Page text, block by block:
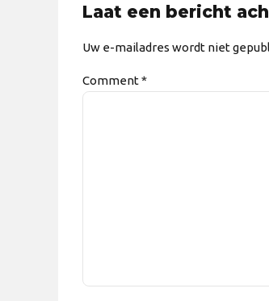
Laat een bericht
Uw e-mailadres wordt niet
Comment*